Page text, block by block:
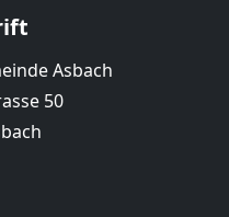
Asbach
50